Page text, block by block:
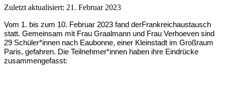
Zuletzt aktualisiert: 21. Februar 2023
Vom 1. bis zum 10. Februar 2023 fand derFrankreichaustausch
statt. Gemeinsam mit Frau Graalmann und Frau Verhoeven sind
29 Schüler*innen nach Eaubonne, einer Kleinstadt im Großraum
Paris, gefahren. Die Teilnehmer*innen haben ihre Eindrücke
zusammengefasst: